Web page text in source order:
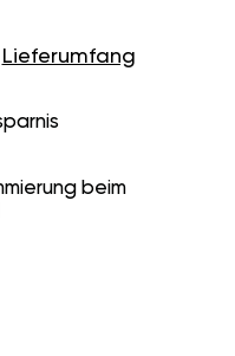
Lieferumfang
beim